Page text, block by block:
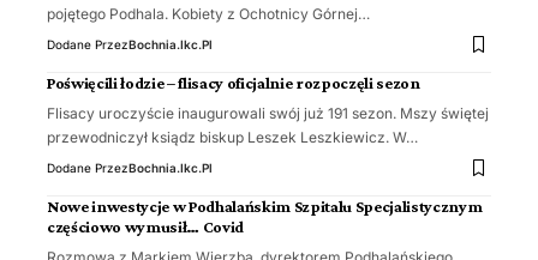
pojętego Podhala. Kobiety z Ochotnicy Górnej…
Dodane PrzezBochnia.ikc.pl
Poświęcili łodzie – flisacy oficjalnie rozpoczęli sezon
Flisacy uroczyście inaugurowali swój już 191 sezon. Mszy świętej
przewodniczył ksiądz biskup Leszek Leszkiewicz. W…
Dodane PrzezBochnia.ikc.pl
Nowe inwestycje w Podhalańskim Szpitalu Specjalistycznym
częściowo wymusił… Covid